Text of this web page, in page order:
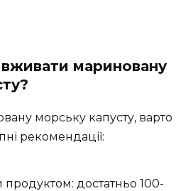
мариновану
морську капусту, варто
рекомендації:
достатньо 100-